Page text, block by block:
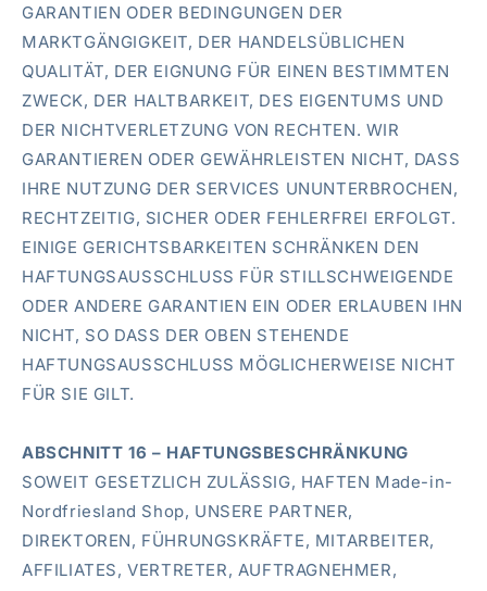
GARANTIEN ODER BEDINGUNGEN DER
MARKTGÄNGIGKEIT, DER HANDELSÜBLICHEN
QUALITÄT, DER EIGNUNG FÜR EINEN BESTIMMTEN
ZWECK, DER HALTBARKEIT, DES EIGENTUMS UND
DER NICHTVERLETZUNG VON RECHTEN. WIR
GARANTIEREN ODER GEWÄHRLEISTEN NICHT, DASS
IHRE NUTZUNG DER SERVICES UNUNTERBROCHEN,
RECHTZEITIG, SICHER ODER FEHLERFREI ERFOLGT.
EINIGE GERICHTSBARKEITEN SCHRÄNKEN DEN
HAFTUNGSAUSSCHLUSS FÜR STILLSCHWEIGENDE
ODER ANDERE GARANTIEN EIN ODER ERLAUBEN IHN
NICHT, SO DASS DER OBEN STEHENDE
HAFTUNGSAUSSCHLUSS MÖGLICHERWEISE NICHT
FÜR SIE GILT.
ABSCHNITT 16 – HAFTUNGSBESCHRÄNKUNG
SOWEIT GESETZLICH ZULÄSSIG, HAFTEN Made-in-
Nordfriesland Shop, UNSERE PARTNER,
DIREKTOREN, FÜHRUNGSKRÄFTE, MITARBEITER,
AFFILIATES, VERTRETER, AUFTRAGNEHMER,